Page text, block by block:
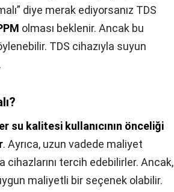
diye merak ediyorsanız TDS
olması beklenir. Ancak bu
TDS cihazıyla suyun
su kalitesi kullanıcının önceliği
. Ayrıca, uzun vadede maliyet
tercih edebilirler. Ancak,
maliyetli bir seçenek olabilir.